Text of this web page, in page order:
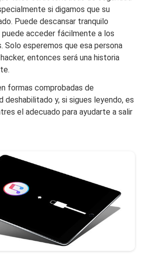
si digamos que su
Puede descansar tranquilo
puede acceder fácilmente a los
Solo esperemos que esa persona
entonces será una historia
formas comprobadas de
deshabilitado y, si sigues leyendo, es
el adecuado para ayudarte a salir